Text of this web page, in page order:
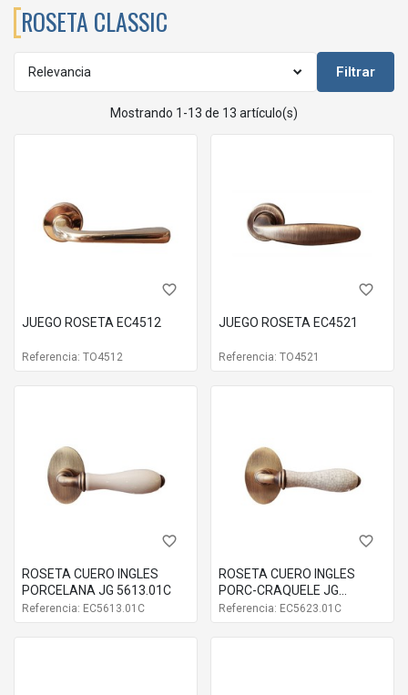
ROSETA CLASSIC
Relevancia Filtrar
Mostrando 1-13 de 13 artículo(s)
favorite_border
JUEGO ROSETA EC4512
Referencia: TO4512
favorite_border
JUEGO ROSETA EC4521
Referencia: TO4521
favorite_border
ROSETA CUERO INGLES
PORCELANA JG 5613.01C
Referencia: EC5613.01C
favorite_border
ROSETA CUERO INGLES
PORC-CRAQUELE JG
5623.01C
Referencia: EC5623.01C